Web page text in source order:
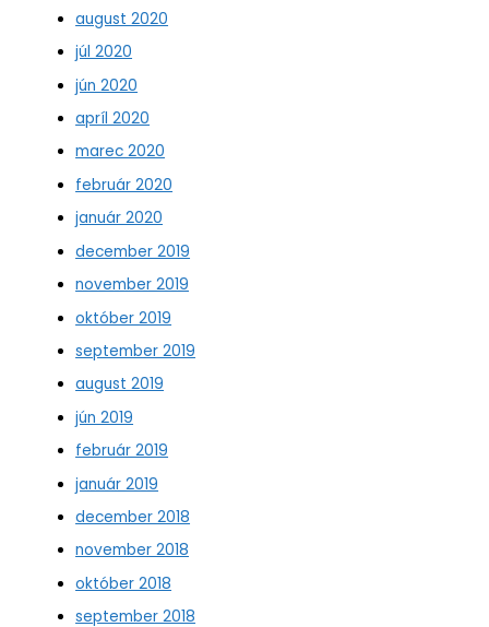
august 2020
júl 2020
jún 2020
apríl 2020
marec 2020
február 2020
január 2020
december 2019
november 2019
október 2019
september 2019
august 2019
jún 2019
február 2019
január 2019
december 2018
november 2018
október 2018
september 2018